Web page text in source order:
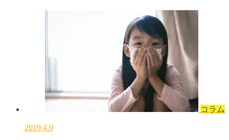
コラム
2019.4.9